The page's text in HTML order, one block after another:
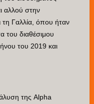
αλλού στην
Γαλλία, όπου ήταν
του διαθέσιμου
του 2019 και
της Alpha